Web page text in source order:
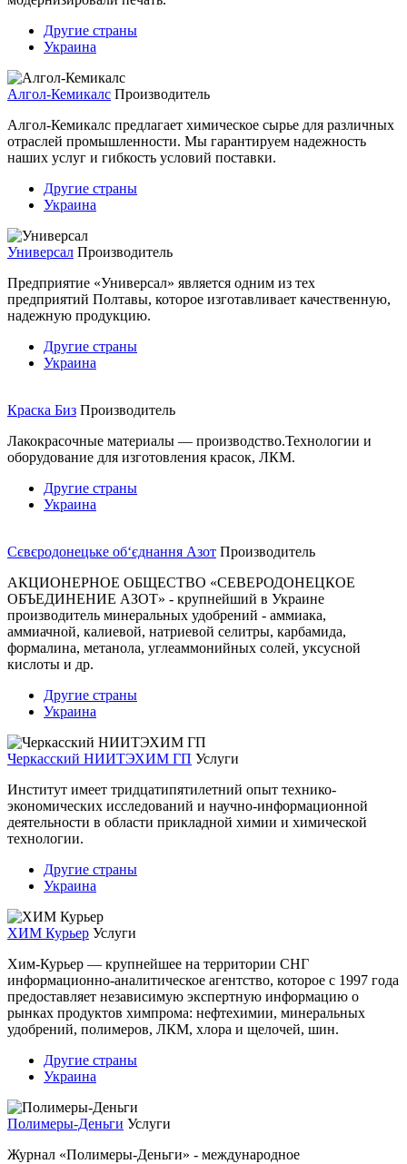
Другие страны
Украина
Алгол-Кемикалс Производитель
Алгол-Кемикалс предлагает химическое сырье для различных
отраслей промышленности. Мы гарантируем надежность
наших услуг и гибкость условий поставки.
Другие страны
Украина
Универсал Производитель
Предприятие «Универсал» является одним из тех
предприятий Полтавы, которое изготавливает качественную,
надежную продукцию.
Другие страны
Украина
Краска Биз Производитель
Лакокрасочные материалы — производство.Технологии и
оборудование для изготовления красок, ЛКМ.
Другие страны
Украина
Сєвєродонецьке об‘єднання Азот Производитель
АКЦИОНЕРНОЕ ОБЩЕСТВО «СЕВЕРОДОНЕЦКОЕ
ОБЪЕДИНЕНИЕ АЗОТ» - крупнейший в Украине
производитель минеральных удобрений - аммиака,
аммиачной, калиевой, натриевой селитры, карбамида,
формалина, метанола, углеаммонийных солей, уксусной
кислоты и др.
Другие страны
Украина
Черкасский НИИТЭХИМ ГП Услуги
Институт имеет тридцатипятилетний опыт технико-
экономических исследований и научно-информационной
деятельности в области прикладной химии и химической
технологии.
Другие страны
Украина
ХИМ Курьер Услуги
Хим-Курьер — крупнейшее на территории СНГ
информационно-аналитическое агентство, которое с 1997 года
предоставляет независимую экспертную информацию о
рынках продуктов химпрома: нефтехимии, минеральных
удобрений, полимеров, ЛКМ, хлора и щелочей, шин.
Другие страны
Украина
Полимеры-Деньги Услуги
Журнал «Полимеры-Деньги» - международное